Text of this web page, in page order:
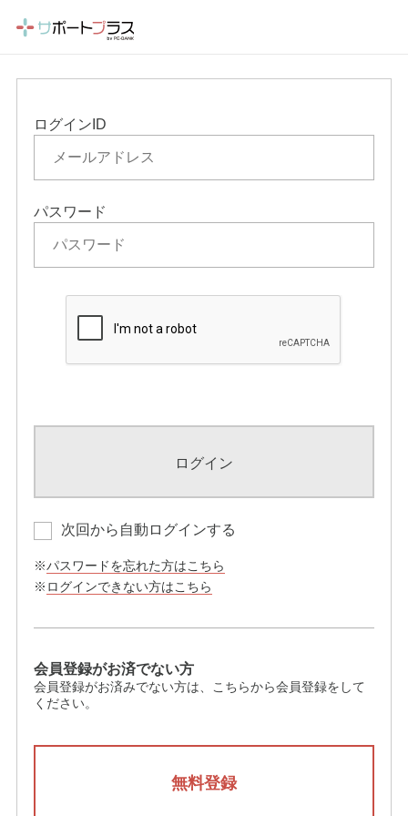
ログインID
パスワード
ログイン
次回から自動ログインする
※パスワードを忘れた方はこちら
※ ログインできない方はこちら
会員登録がお済でない方
会員登録がお済みでない方は、こちらから会員登録をして
ください。
無料登録